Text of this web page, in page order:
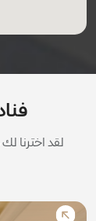
لقد اخترنا